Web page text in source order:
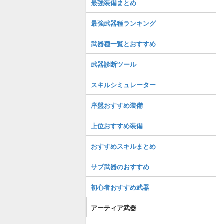
最強装備まとめ
最強武器種ランキング
武器種一覧とおすすめ
武器診断ツール
スキルシミュレーター
序盤おすすめ装備
上位おすすめ装備
おすすめスキルまとめ
サブ武器のおすすめ
初心者おすすめ武器
アーティア武器